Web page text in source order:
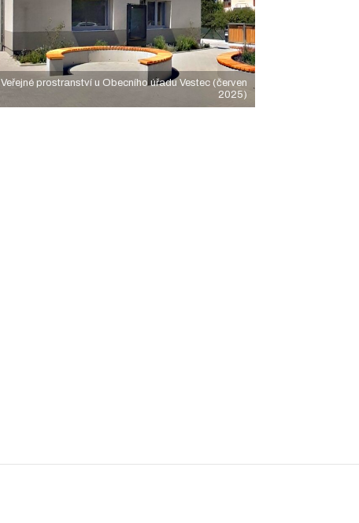
Veřejné prostranství u Obecního úřadu Vestec (červen
2025)